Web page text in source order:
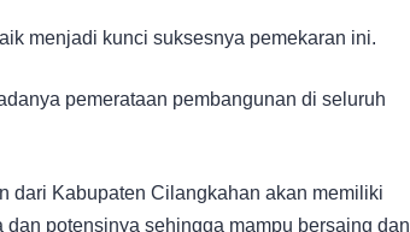
menjadi kunci suksesnya pemekaran ini.
pemerataan pembangunan di seluruh
dari Kabupaten Cilangkahan akan memiliki
potensinya sehingga mampu bersaing dan